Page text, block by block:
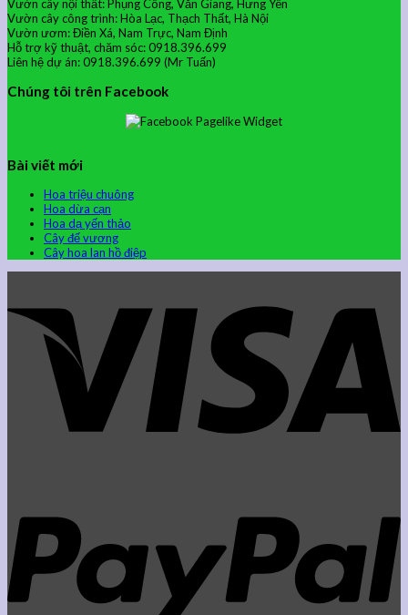
Vườn cây nội thất: Phụng Công, Văn Giang, Hưng Yên
Vườn cây công trình: Hòa Lạc, Thạch Thất, Hà Nội
Vườn ươm: Điền Xá, Nam Trực, Nam Định
Hỗ trợ kỹ thuật, chăm sóc: 0918.396.699
Liên hệ dự án: 0918.396.699 (Mr Tuấn)
Chúng tôi trên Facebook
Bài viết mới
Hoa triệu chuông
Hoa dừa cạn
Hoa dạ yến thảo
Cây đế vương
Cây hoa lan hồ điệp